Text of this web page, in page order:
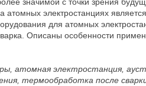
атомных электростанциях
для атомных
Описаны особенности
атомная электростанция,
термообработка после